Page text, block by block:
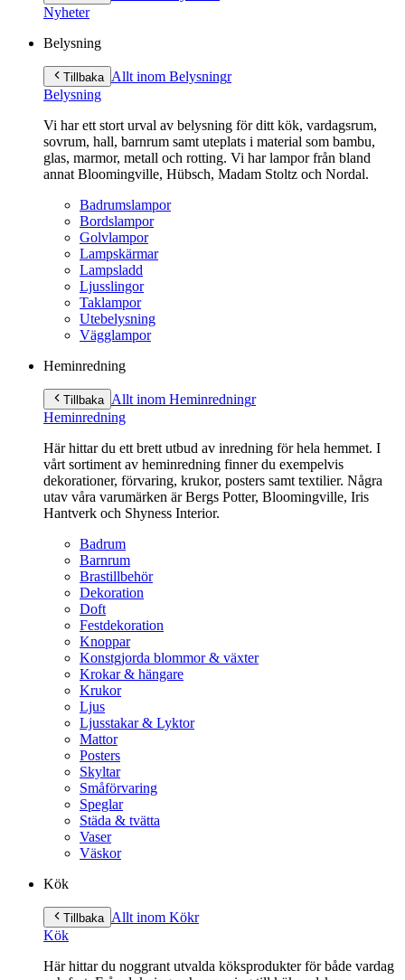
innehållNyheter
Belysning
Tillbaka Allt inom Belysningr
Belysning
Vi har ett stort urval av belysning för ditt kök, vardagsrum,
sovrum, hall, barnrum samt uteplats i material som bambu,
glas, marmor, metall och rotting. Vi har lampor från bland
annat Bloomingville, Hübsch, Madam Stoltz och Nordal.
Badrumslampor
Bordslampor
Golvlampor
Lampskärmar
Lampsladd
Ljusslingor
Taklampor
Utebelysning
Vägglampor
Heminredning
Tillbaka Allt inom Heminredningr
Heminredning
Här hittar du ett brett utbud av inredning för hela hemmet. I
vårt sortiment av heminredning finner du exempelvis
dekorationer, förvaring, krukor, posters samt textilier. Några
utav våra varumärken är Bergs Potter, Bloomingville, Iris
Hantverk och Shyness Interior.
Badrum
Barnrum
Brastillbehör
Dekoration
Doft
Festdekoration
Knoppar
Konstgjorda blommor & växter
Krokar & hängare
Krukor
Ljus
Ljusstakar & Lyktor
Mattor
Posters
Skyltar
Småförvaring
Speglar
Städa & tvätta
Vaser
Väskor
Kök
Tillbaka Allt inom Kökr
Kök
Här hittar du noggrant utvalda köksprodukter för både vardag